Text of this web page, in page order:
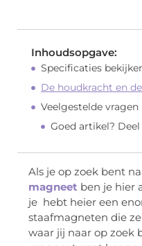
Inhoudsopgave:
Specificaties
De houdkracht en
Veelgestelde vragen
Goed artikel?
Als je op zoek bent
magneet ben je hier
je hebt heier een
staafmagneten die
waar jij naar op zoek